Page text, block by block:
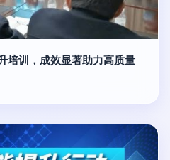
培训，成效显著助力高质量